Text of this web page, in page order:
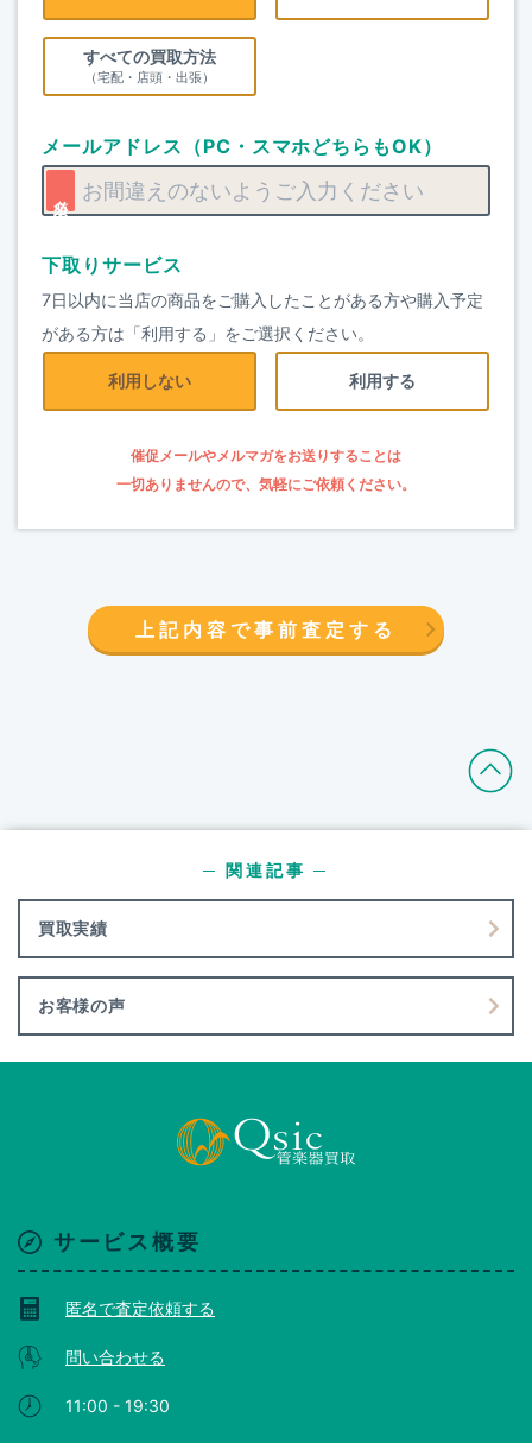
すべての買取方法
（宅配・店頭・出張）
メールアドレス（PC・スマホどちらもOK）
下取りサービス
7日以内に当店の商品をご購入したことがある方や購入予定
がある方は「利用する」をご選択ください。
利用しない 利用する
催促メールやメルマガをお送りすることは
一切ありませんので、気軽にご依頼ください。
上記内容で事前査定する
買取実績
─ 関連記事 ─
お客様の声
サービス概要
匿名で査定依頼する
問い合わせる
11:00 - 19:30